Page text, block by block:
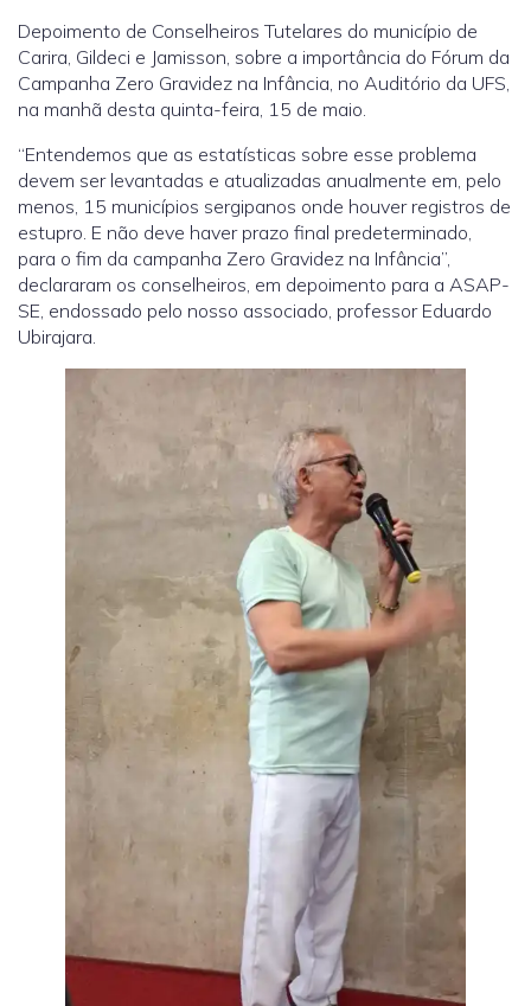
Depoimento de Conselheiros Tutelares do município de
Carira, Gildeci e Jamisson, sobre a importância do Fórum da
Campanha Zero Gravidez na Infância, no Auditório da UFS,
na manhã desta quinta-feira, 15 de maio.
“Entendemos que as estatísticas sobre esse problema
devem ser levantadas e atualizadas anualmente em, pelo
menos, 15 municípios sergipanos onde houver registros de
estupro. E não deve haver prazo final predeterminado,
para o fim da campanha Zero Gravidez na Infância”,
declararam os conselheiros, em depoimento para a ASAP-
SE, endossado pelo nosso associado, professor Eduardo
Ubirajara.